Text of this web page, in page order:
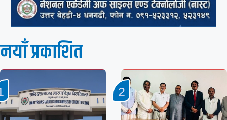
नयाँ प्रकाशित